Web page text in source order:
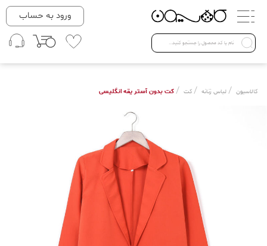
دسته بندی ها
Open submenu ( لباس زنانه )
لباس زنانه
لباس مردانه
ورود به حساب
کالاسیون / لباس زنانه / کت / کت بدون آستر یقه انگلیسی